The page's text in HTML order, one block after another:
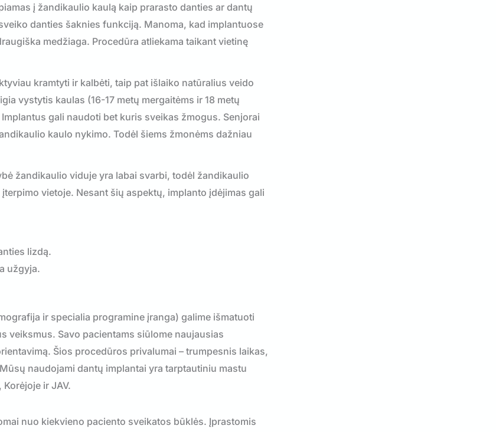
į žandikaulio kaulą kaip prarasto danties ar dantų
danties šaknies funkciją. Manoma, kad implantuose
medžiaga. Procedūra atliekama taikant vietinę
kramtyti ir kalbėti, taip pat išlaiko natūralius veido
vystytis kaulas (16-17 metų mergaitėms ir 18 metų
gali naudoti bet kuris sveikas žmogus. Senjorai
kaulo nykimo. Todėl šiems žmonėms dažniau
žandikaulio viduje yra labai svarbi, todėl žandikaulio
vietoje. Nesant šių aspektų, implanto įdėjimas gali
lizdą.
užgyja.
ir specialia programine įranga) galime išmatuoti
veiksmus. Savo pacientams siūlome naujausias
Šios procedūros privalumai – trumpesnis laikas,
naudojami dantų implantai yra tarptautiniu mastu
ir JAV.
nuo kiekvieno paciento sveikatos būklės. Įprastomis